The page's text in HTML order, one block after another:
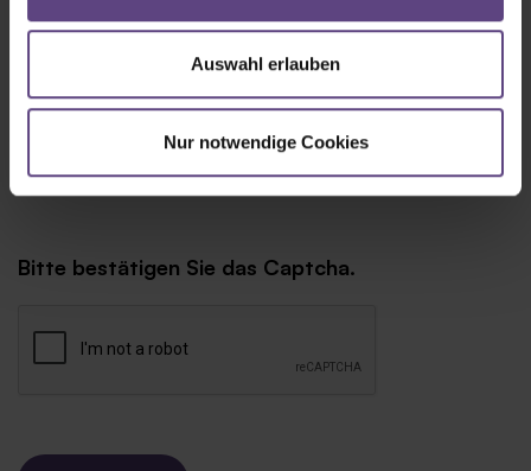
Auswahl erlauben
Nur notwendige Cookies
Bitte bestätigen Sie das Captcha.